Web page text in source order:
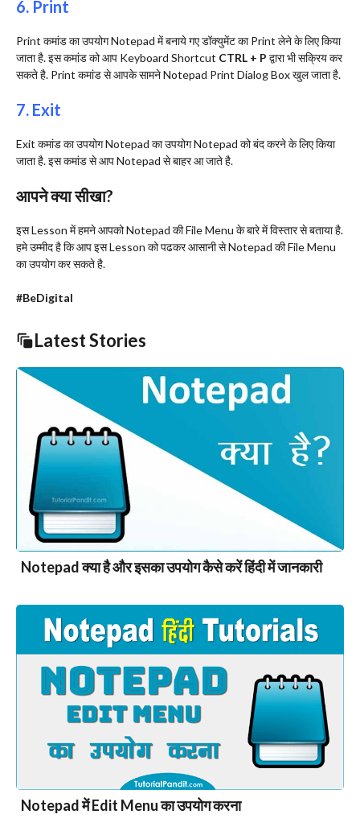
6. Print
Print कमांड का उपयोग Notepad में बनाये गए डॉक्युमेंट का Print लेने के लिए किया
जाता है. इस कमांड को आप Keyboard Shortcut CTRL + P द्वारा भी सक्रिय कर
सकते है. Print कमांड से आपके सामने Notepad Print Dialog Box खुल जाता है.
7. Exit
Exit कमांड का उपयोग Notepad का उपयोग Notepad को बंद करने के लिए किया
जाता है. इस कमांड से आप Notepad से बाहर आ जाते है.
आपने क्या सीखा?
इस Lesson में हमने आपको Notepad की File Menu के बारे में विस्तार से बताया है.
हमे उम्मीद है कि आप इस Lesson को पढकर आसानी से Notepad की File Menu
का उपयोग कर सकते है.
#BeDigital
Latest Stories
Notepad क्या है और इसका उपयोग कैसे करें हिंदी में जानकारी
Notepad में Edit Menu का उपयोग करना